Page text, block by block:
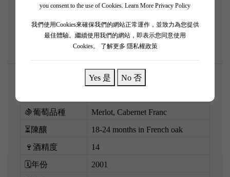
you consent to the use of Cookies. Learn More Privacy Policy
我們使用Cookies來確保我們的網站正常運作，並致力為您提供
最佳體驗。繼續使用我們的網站，即表示您同意使用
Cookies。
了解更多 隱私權政策
Yes 是 No 否
窖之寶！
🍇葡萄品種 Merlot, Cabernet Franc
⏳陳釀 18-24 months in French oak
🍷酒精度 14
🗓️年份 2001